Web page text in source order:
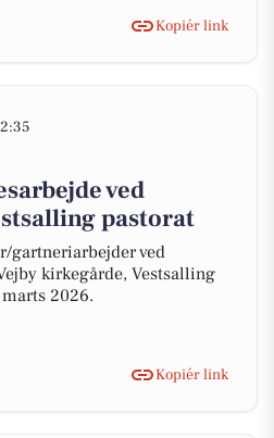
Kopiér link
ved
pastorat
gartneriarbejder ved
kirkegårde, Vestsalling
2026.
Kopiér link